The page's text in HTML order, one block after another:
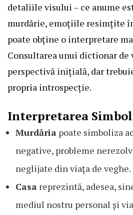
detaliile visului – ce anume
murdărie, emoțiile resimțite
poate obține o interpretare
Consultarea unui dictionar de
perspectivă inițială, dar
propria introspecție.
Interpretarea
Murdăria poate simboliza
negative, probleme
neglijate din viața de veghe.
Casa reprezintă, adesea,
mediul nostru personal și